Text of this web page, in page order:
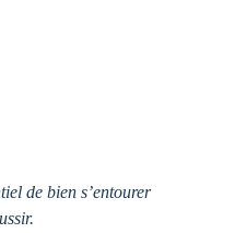
de bien s’entourer